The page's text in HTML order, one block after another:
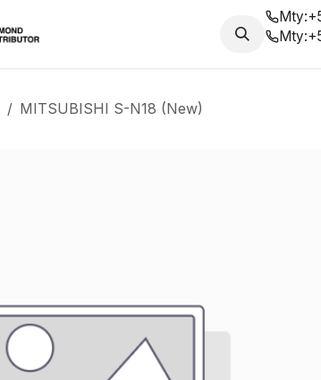
Nosotros Blog
Mty:
Mty:
MITSUBISHI S-N18 (New)